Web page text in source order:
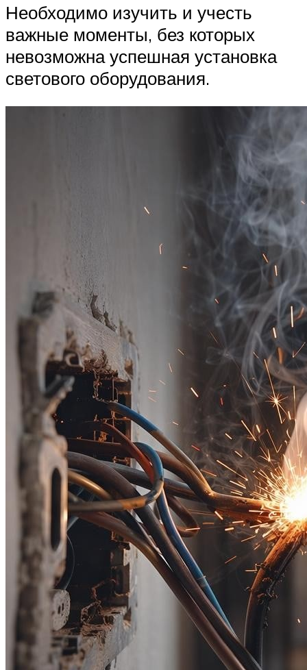
Необходимо изучить и учесть
важные моменты, без которых
невозможна успешная установка
светового оборудования.